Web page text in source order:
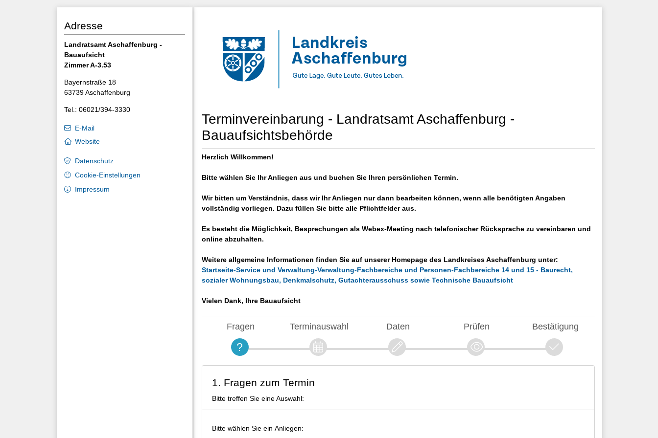
Terminvereinbarung - Landratsamt Aschaffenburg -
Bauaufsichtsbehörde
Herzlich Willkommen!
Bitte wählen Sie Ihr Anliegen aus und buchen Sie Ihren persönlichen Termin.
Wir bitten um Verständnis, dass wir Ihr Anliegen nur dann bearbeiten können, wenn alle benötigten Angaben
vollständig vorliegen. Dazu füllen Sie bitte alle Pflichtfelder aus.
Es besteht die Möglichkeit, Besprechungen als Webex-Meeting nach telefonischer Rücksprache zu vereinbaren und
online abzuhalten.
Weitere allgemeine Informationen finden Sie auf unserer Homepage des Landkreises Aschaffenburg unter:
Startseite-Service und Verwaltung-Verwaltung-Fachbereiche und Personen-Fachbereiche 14 und 15 - Baurecht,
sozialer Wohnungsbau, Denkmalschutz, Gutachterausschuss sowie Technische Bauaufsicht
Vielen Dank, Ihre Bauaufsicht
Fragen Terminauswahl Daten Prüfen Bestätigung
1. Fragen zum Termin
Bitte treffen Sie eine Auswahl:
Bitte wählen Sie ein Anliegen:
Adresse
Landratsamt Aschaffenburg -
Bauaufsicht
Zimmer A-3.53
Bayernstraße 18
63739 Aschaffenburg
Tel.: 06021/394-3330
E-Mail
Website
Datenschutz
Cookie-Einstellungen
Impressum